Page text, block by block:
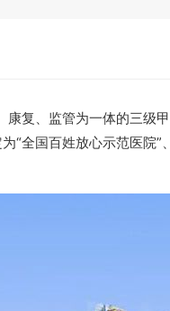
复、监管为一体的三级
全国百姓放心示范医院”